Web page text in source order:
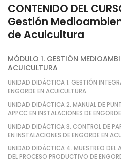
CONTENIDO DEL
Gestión
de Acuicultura
MÓDULO 1. GESTIÓN
ACUICULTURA
UNIDAD DIDÁCTICA 1. GESTIÓN
ENGORDE EN ACUICULTURA.
UNIDAD DIDÁCTICA 2. MANUAL DE
APPCC EN INSTALACIONES DE
UNIDAD DIDÁCTICA 3. CONTROL DE
EN INSTALACIONES DE ENGORDE EN
UNIDAD DIDÁCTICA 4. MUESTREO DEL
DEL PROCESO PRODUCTIVO DE